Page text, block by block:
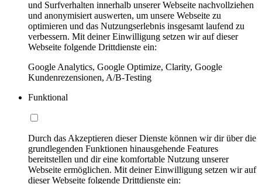
und Surfverhalten innerhalb unserer Webseite nachvollziehen
und anonymisiert auswerten, um unsere Webseite zu
optimieren und das Nutzungserlebnis insgesamt laufend zu
verbessern. Mit deiner Einwilligung setzen wir auf dieser
Webseite folgende Drittdienste ein:
Google Analytics, Google Optimize, Clarity, Google
Kundenrezensionen, A/B-Testing
Funktional
Durch das Akzeptieren dieser Dienste können wir dir über die
grundlegenden Funktionen hinausgehende Features
bereitstellen und dir eine komfortable Nutzung unserer
Webseite ermöglichen. Mit deiner Einwilligung setzen wir auf
dieser Webseite folgende Drittdienste ein: